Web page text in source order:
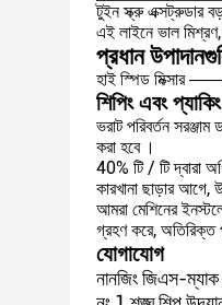
টুইন স্ক্রু এক্সট্রুডার
এই লাইনে ভাল
প্রধান
হাই স্পিড মিক্সার
শিপিং এবং প্যাকিং
ভরাট পরিবর্তন
করা হবে ।
40% টি / টি দ্বারা
কারখানা ছাড়ার আগে,
আমরা মেশিনের
গ্রহণ করে, অতিরিক্ত
যোগাযোগ
নানজিং জিএস-